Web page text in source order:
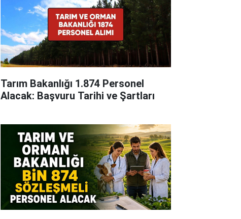
Tarım Bakanlığı 1.874 Personel
Alacak: Başvuru Tarihi ve Şartları